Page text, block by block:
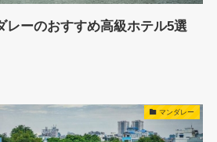
レーのおすすめ高級ホテル5選
マンダレー